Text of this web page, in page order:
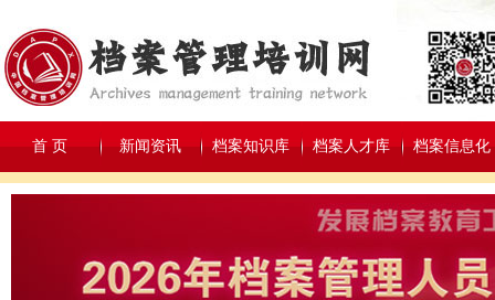
首 页 新闻资讯 档案知识库 档案人才库 档案信息化